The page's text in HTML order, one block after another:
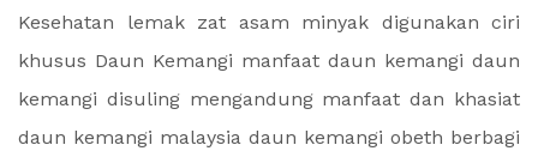
Kesehatan lemak zat asam minyak digunakan ciri
khusus Daun Kemangi manfaat daun kemangi daun
kemangi disuling mengandung manfaat dan khasiat
daun kemangi malaysia daun kemangi obeth berbagi